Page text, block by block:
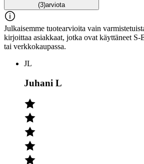
(3)arviota
Julkaisemme tuotearvioita vain
kirjoittaa asiakkaat, jotka ovat käyttäneet S-
tai verkkokaupassa.
JL
Juhani L